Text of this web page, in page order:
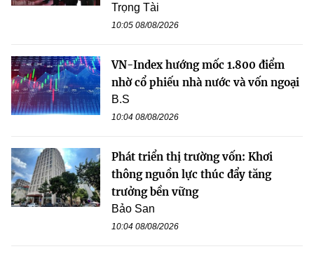
Trọng Tài
10:05 08/08/2026
VN-Index hướng mốc 1.800 điểm
nhờ cổ phiếu nhà nước và vốn ngoại
B.S
10:04 08/08/2026
Phát triển thị trường vốn: Khơi
thông nguồn lực thúc đẩy tăng
trưởng bền vững
Bảo San
10:04 08/08/2026